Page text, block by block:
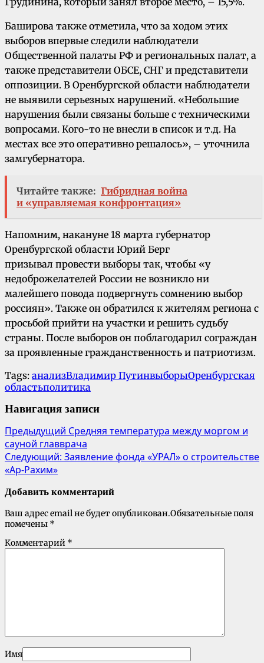
Баширова также отметила, что за ходом этих
выборов впервые следили наблюдатели
Общественной палаты РФ и региональных палат, а
также представители ОБСЕ, СНГ и представители
оппозиции. В Оренбургской области наблюдатели
не выявили серьезных нарушений. «Небольшие
нарушения были связаны больше с техническими
вопросами. Кого-то не внесли в список и т.д. На
местах все это оперативно решалось», – уточнила
замгубернатора.
Читайте также: Гибридная война
и «управляемая конфронтация»
Напомним, накануне 18 марта губернатор
Оренбургской области Юрий Берг
призывал провести выборы так, чтобы «у
недоброжелателей России не возникло ни
малейшего повода подвергнуть сомнению выбор
россиян». Также он обратился к жителям региона с
просьбой прийти на участки и решить судьбу
страны. После выборов он поблагодарил сограждан
за проявленные гражданственность и патриотизм.
Tags: анализВладимир ПутинвыборыОренбургская
областьполитика
Навигация записи
Предыдущий Средняя температура между моргом и
сауной главврача
Следующий: Заявление фонда «УРАЛ» о строительстве
«Ар-Рахим»
Добавить комментарий
Ваш адрес email не будет опубликован.Обязательные поля
помечены *
Комментарий *
Имя